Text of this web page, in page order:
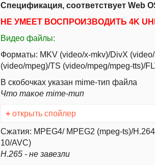
Спецификация, соответствует Web
НЕ УМЕЕТ ВОСПРОИЗВОДИТЬ 4K
Видео файлы:
Форматы: MKV (video/x-mkv)/DivX
(video/mpeg)/TS (video/mpeg/mpeg-tts)/
В скобочках указан mime-тип файла
Что такое mime-тип
+ открыть спойлер
Сжатия: MPEG4/ MPEG2 (mpeg-ts)/
10/AVC)
H.265 - не завезли